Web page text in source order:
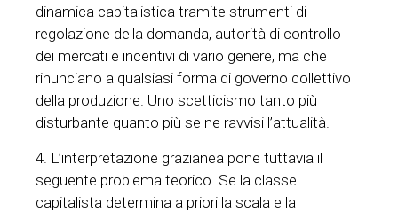
dinamica capitalistica tramite strumenti di
regolazione della domanda, autorità di controllo
dei mercati e incentivi di vario genere, ma che
rinunciano a qualsiasi forma di governo collettivo
della produzione. Uno scetticismo tanto più
disturbante quanto più se ne ravvisi l’attualità.
4. L’interpretazione grazianea pone tuttavia il
seguente problema teorico. Se la classe
capitalista determina a priori la scala e la